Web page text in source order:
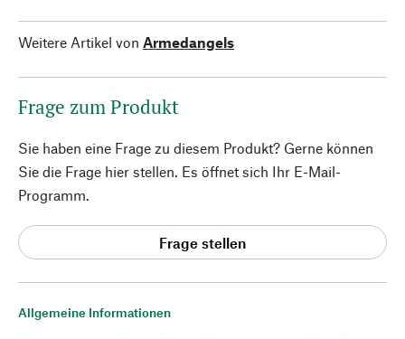
Allgemeine Informationen
Weitere Artikel von Armedangels
Frage zum Produkt
Sie haben eine Frage zu diesem Produkt? Gerne können
Sie die Frage hier stellen. Es öffnet sich Ihr E-Mail-
Programm.
Frage stellen